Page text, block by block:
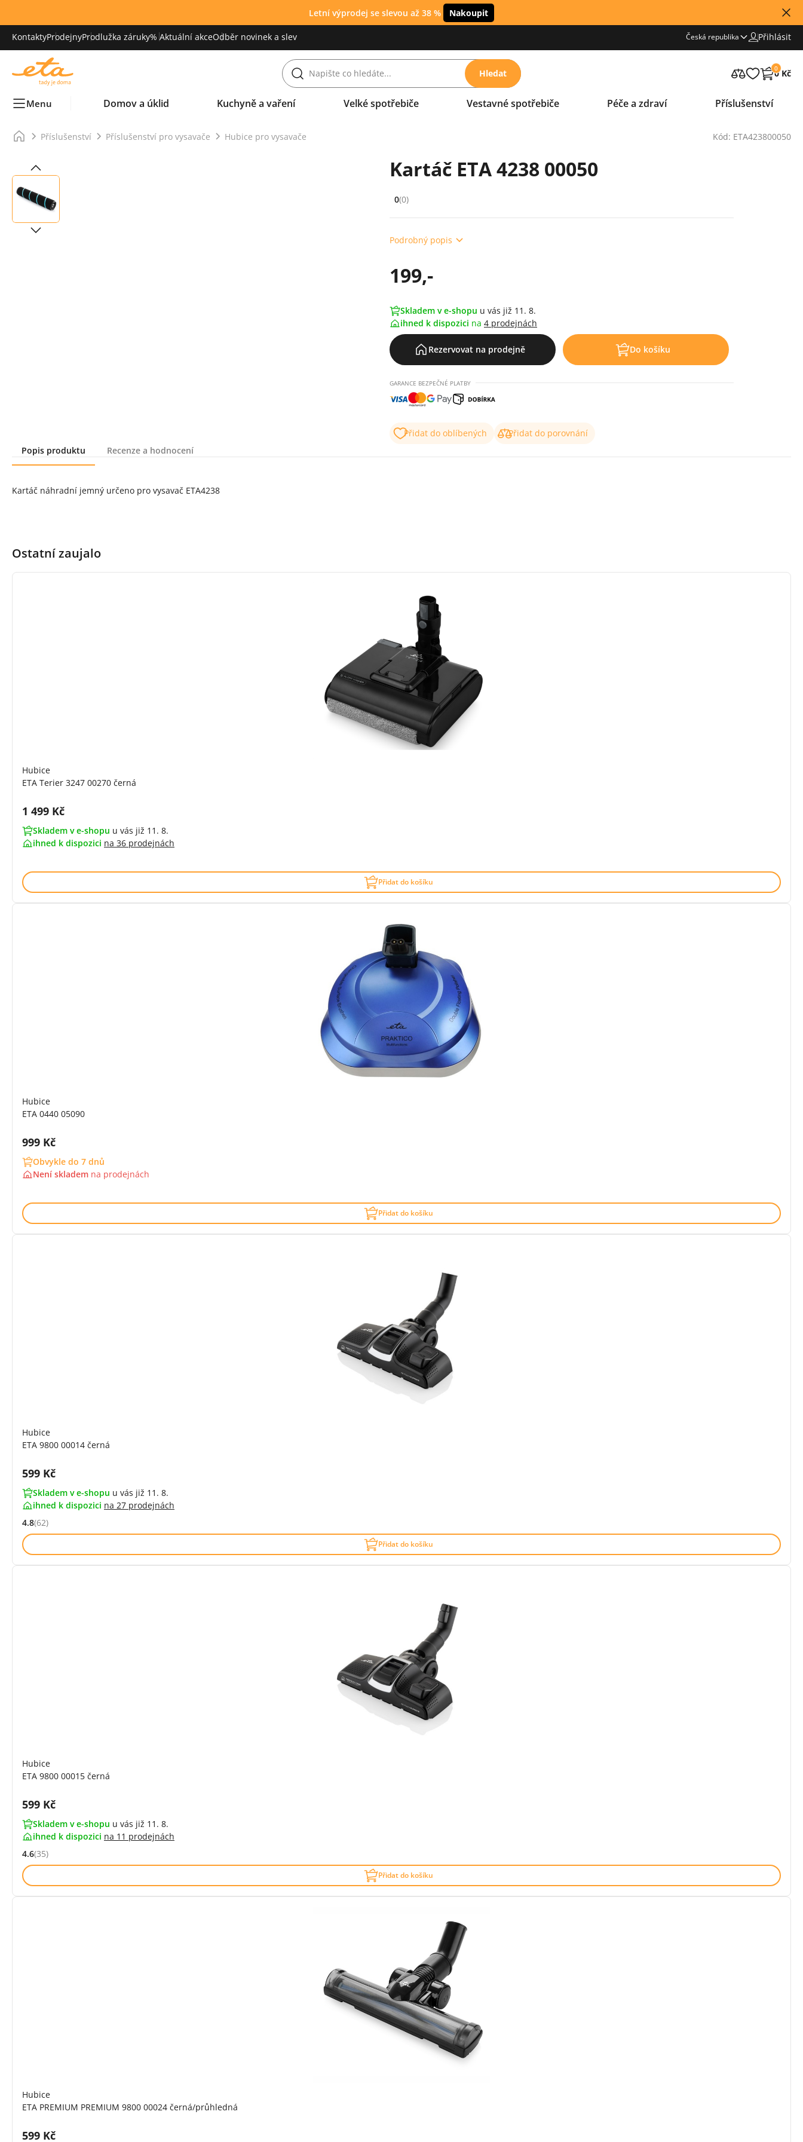
Letní výprodej se slevou až 38 % Nakoupit
KontaktyProdejnyProdlužka záruky% Aktuální akceOdběr novinek a slev Česká republika Přihlásit
Hledat 0
0 Kč
Menu Domov a úklid Kuchyně a vaření Velké spotřebiče Vestavné spotřebiče Péče a zdraví Příslušenství
Příslušenství Příslušenství pro vysavače Hubice pro vysavače Kód: ETA423800050
Kartáč ETA 4238 00050
Hodnocení: 0 z 5 (0 recenzí)
0(0)
Podrobný popis
199,-
Skladem v e-shopu u vás již 11. 8.
ihned k dispozici na 4 prodejnách
Rezervovat na prodejně Do košíku
GARANCE BEZPEČNÉ PLATBY
Přidat do oblíbených
Přidat do porovnání
Popis produktu
Recenze a hodnocení
Kartáč náhradní jemný určeno pro vysavač ETA4238
Ostatní zaujalo
Hubice
ETA Terier 3247 00270 černá
Cena s DPH:
1 499 Kč
Skladem v e-shopu u vás již 11. 8.
ihned k dispozici na 36 prodejnách
Přidat do košíku
Hubice
ETA 0440 05090
Cena s DPH:
999 Kč
Obvykle do 7 dnů
Není skladem na prodejnách
Přidat do košíku
Hubice
ETA 9800 00014 černá
Cena s DPH:
599 Kč
Skladem v e-shopu u vás již 11. 8.
ihned k dispozici na 27 prodejnách
Hodnocení: 4.8 z 5 (62 recenzí)
4.8(62)
Přidat do košíku
Hubice
ETA 9800 00015 černá
Cena s DPH:
599 Kč
Skladem v e-shopu u vás již 11. 8.
ihned k dispozici na 11 prodejnách
Hodnocení: 4.6 z 5 (35 recenzí)
4.6(35)
Přidat do košíku
Hubice
ETA PREMIUM PREMIUM 9800 00024 černá/průhledná
Cena s DPH:
599 Kč